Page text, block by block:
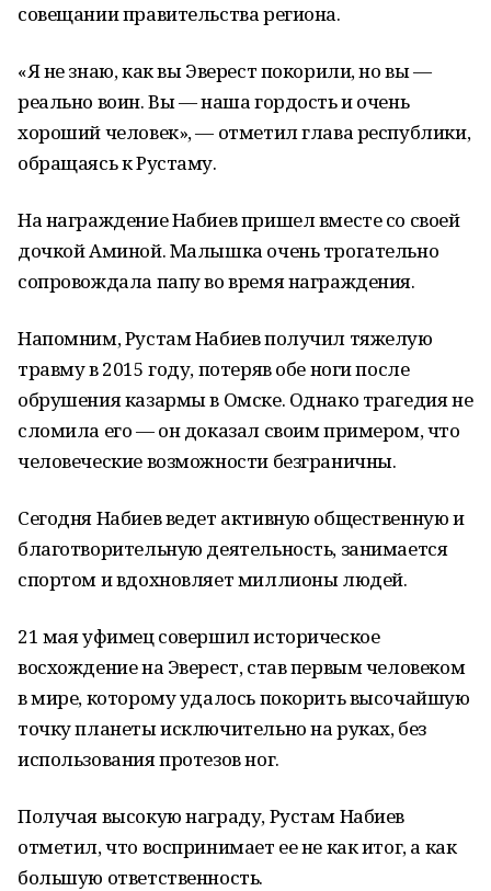
совещании правительства региона.
«Я не знаю, как вы Эверест покорили, но вы —
реально воин. Вы — наша гордость и очень
хороший человек», — отметил глава республики,
обращаясь к Рустаму.
На награждение Набиев пришел вместе со своей
дочкой Аминой. Малышка очень трогательно
сопровождала папу во время награждения.
Напомним, Рустам Набиев получил тяжелую
травму в 2015 году, потеряв обе ноги после
обрушения казармы в Омске. Однако трагедия не
сломила его — он доказал своим примером, что
человеческие возможности безграничны.
Сегодня Набиев ведет активную общественную и
благотворительную деятельность, занимается
спортом и вдохновляет миллионы людей.
21 мая уфимец совершил историческое
восхождение на Эверест, став первым человеком
в мире, которому удалось покорить высочайшую
точку планеты исключительно на руках, без
использования протезов ног.
Получая высокую награду, Рустам Набиев
отметил, что воспринимает ее не как итог, а как
большую ответственность.